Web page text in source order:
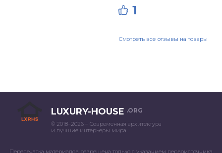
1
Смотреть все отзывы на товары
LUXURY-HOUSE .ORG
© 2018–2026 – Современная архитектура
и лучшие интерьеры мира
Перепечатка материалов разрешена только с указанием первоисточника